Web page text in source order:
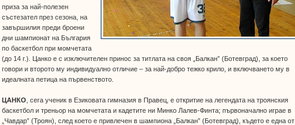
приза за най-полезен
състезател през сезона, на
завършилия преди броени
дни шампионат на България
по баскетбол при момчетата
(до 14 г.). Цанко е с изключителен принос за титлата на своя „Балкан” (Ботевград), за което
говори и второто му индивидуално отличие – за най-добро тежко крило, и включването му в
идеалната петица на първенството.
ЦАНКО , сега ученик в Езиковата гимназия в Правец, е откритие на легендата на троянския
баскетбол и треньор на момчетата и кадетите ни Минко Лалев-Финта; първоначално играе в
„Чавдар” (Троян), след което е привлечен в шампиона „Балкан” (Ботевград), където е една от